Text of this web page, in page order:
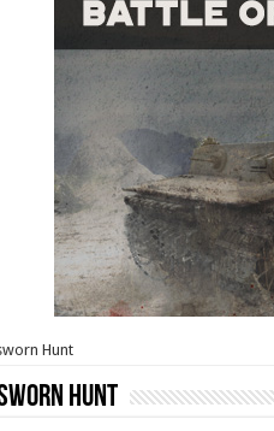
Hunt
Hunt